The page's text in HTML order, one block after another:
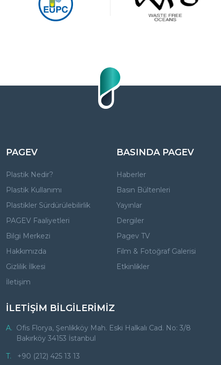
PAGEV
Plastik Nedir?
Plastik Kullanımı
Plastikler Sürdürülebilirlik
PAGEV Faaliyetleri
Bilgi Merkezi
Hakkımızda
Gizlilik İlkesi
İletişim
BASINDA PAGEV
Haberler
Basın Bültenleri
Yayınlar
Dergiler
Pagev TV
Film & Fotoğraf Galerisi
Etkinlikler
İLETİŞİM BİLGİLERİMİZ
A. Ofis Florya, Şenlikköy Mah. Eski Halkalı Cad. No: 3/8
Bakırköy 34153 İstanbul
T.
+90 (212) 425 13 13